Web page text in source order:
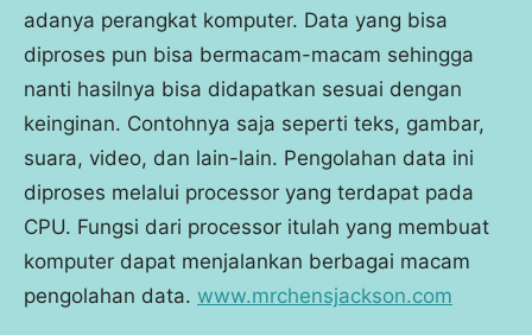
adanya perangkat komputer. Data yang bisa
diproses pun bisa bermacam-macam sehingga
nanti hasilnya bisa didapatkan sesuai dengan
keinginan. Contohnya saja seperti teks, gambar,
suara, video, dan lain-lain. Pengolahan data ini
diproses melalui processor yang terdapat pada
CPU. Fungsi dari processor itulah yang membuat
komputer dapat menjalankan berbagai macam
pengolahan data. www.mrchensjackson.com